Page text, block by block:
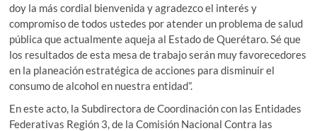
doy la más cordial bienvenida y agradezco el interés y
compromiso de todos ustedes por atender un problema de salud
pública que actualmente aqueja al Estado de Querétaro. Sé que
los resultados de esta mesa de trabajo serán muy favorecedores
en la planeación estratégica de acciones para disminuir el
consumo de alcohol en nuestra entidad”.
En este acto, la Subdirectora de Coordinación con las Entidades
Federativas Región 3, de la Comisión Nacional Contra las